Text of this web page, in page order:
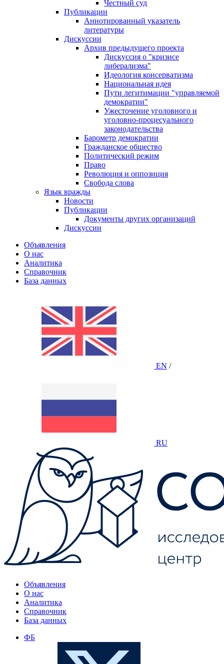
Честный суд
Публикации
Аннотированный указатель
литературы
Дискуссии
Архив предыдущего проекта
Дискуссия о "кризисе
либерализма"
Идеология консерватизма
Национальная идея
Пути легитимации "управляемой
демократии"
Ужесточение уголовного и
уголовно-процесуального
законодательства
Барометр демократии
Гражданское общество
Политический режим
Право
Революция и оппозиция
Свобода слова
Язык вражды
Новости
Публикации
Документы других организаций
Дискуссии
Объявления
О нас
Аналитика
Справочник
База данных
EN /
RU
Объявления
О нас
Аналитика
Справочник
База данных
ФБ